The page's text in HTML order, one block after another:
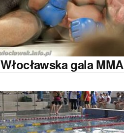
Włocławskagala MMA